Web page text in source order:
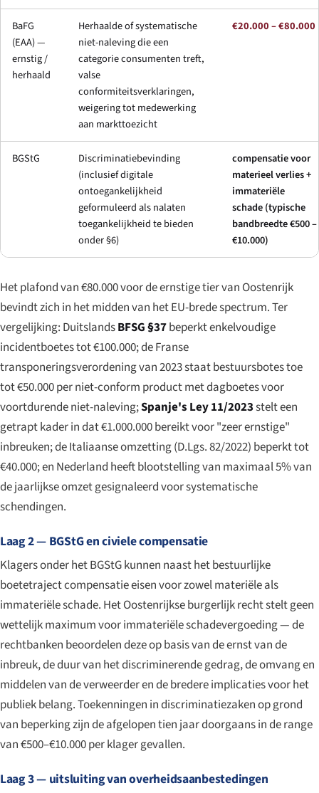
BaFG
(EAA) —
ernstig /
herhaald
Herhaalde of systematische
niet-naleving die een
categorie consumenten treft,
valse
conformiteitsverklaringen,
weigering tot medewerking
aan markttoezicht
€20.000 – €80.000
BGStG
Discriminatiebevinding
(inclusief digitale
ontoegankelijkheid
geformuleerd als nalaten
toegankelijkheid te bieden
onder §6)
compensatie voor
materieel verlies +
immateriële
schade (typische
bandbreedte €500 –
€10.000)
Het plafond van €80.000 voor de ernstige tier van Oostenrijk
bevindt zich in het midden van het EU-brede spectrum. Ter
vergelijking: DuitslandsBFSG §37beperkt enkelvoudige
incidentboetes tot €100.000; de Franse
transponeringsverordening van 2023 staat bestuursbotes toe
tot €50.000 per niet-conform product met dagboetes voor
voortdurende niet-naleving;Spanje's Ley 11/2023stelt een
getrapt kader in dat €1.000.000 bereikt voor "zeer ernstige"
inbreuken; de Italiaanse omzetting (D.Lgs. 82/2022) beperkt tot
€40.000; en Nederland heeft blootstelling van maximaal 5% van
de jaarlijkse omzet gesignaleerd voor systematische
schendingen.
Laag 2 — BGStG en civiele compensatie
Klagers onder het BGStG kunnen naast het bestuurlijke
boetetraject compensatie eisen voor zowel materiële als
immateriële schade. Het Oostenrijkse burgerlijk recht stelt geen
wettelijk maximum voor immateriële schadevergoeding — de
rechtbanken beoordelen deze op basis van de ernst van de
inbreuk, de duur van het discriminerende gedrag, de omvang en
middelen van de verweerder en de bredere implicaties voor het
publiek belang. Toekenningen in discriminatiezaken op grond
van beperking zijn de afgelopen tien jaar doorgaans in de range
van €500–€10.000 per klager gevallen.
Laag 3 — uitsluiting van overheidsaanbestedingen